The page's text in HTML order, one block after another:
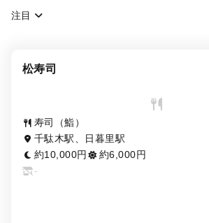
注目
松寿司
寿司（鮨）
千駄木駅、日暮里駅
約10,000円
約6,000円
-